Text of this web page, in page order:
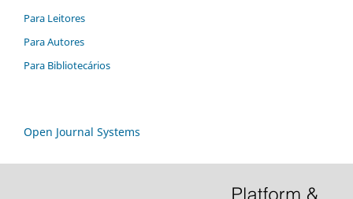
Para Leitores
Para Autores
Para Bibliotecários
Open Journal Systems